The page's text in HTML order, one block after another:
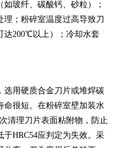
玻纤、碳酸钙、砂粒）；
理；粉碎室温度过高导致刀
达200℃以上）；冷却水套
选用硬质合金刀片或堆焊碳
命很短。在粉碎室壁加装水
清理刀片表面粘附物，防止
HRC54应判定为失效。采